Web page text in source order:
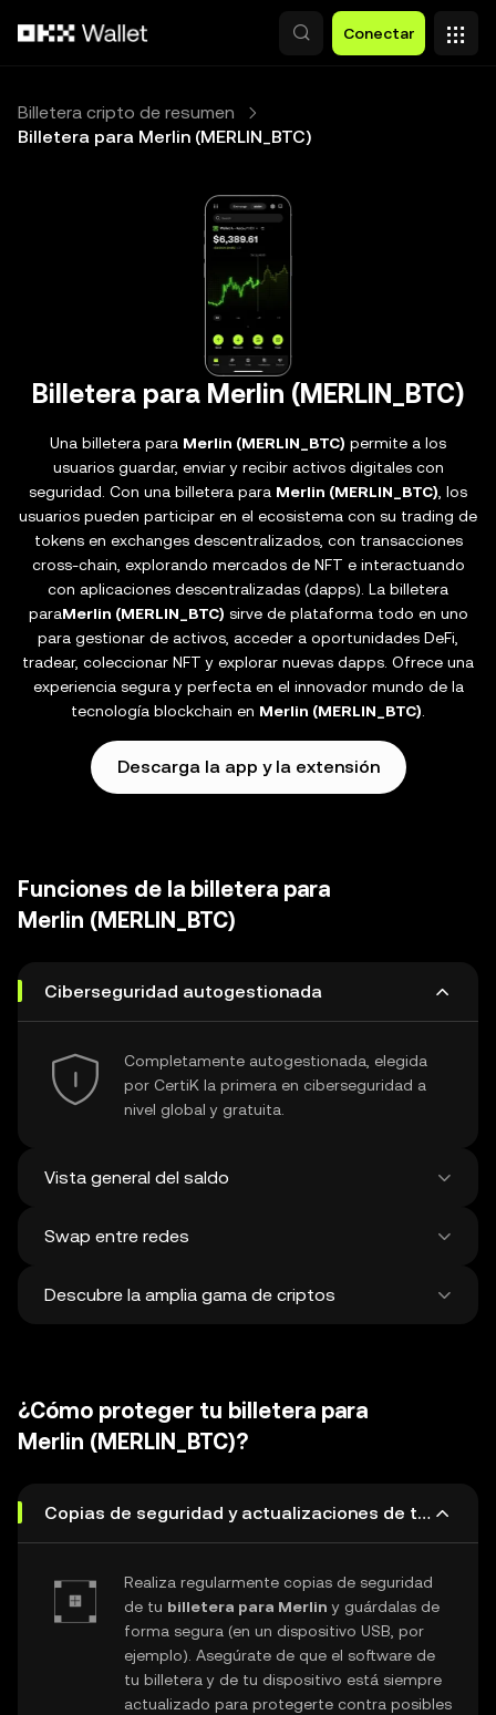
Conectar
Billetera cripto de resumen
Billetera para Merlin (MERLIN_BTC)
Billetera para Merlin (MERLIN_BTC)
Una billetera para Merlin (MERLIN_BTC) permite a los
usuarios guardar, enviar y recibir activos digitales con
seguridad. Con una billetera para Merlin (MERLIN_BTC) , los
usuarios pueden participar en el ecosistema con su trading de
tokens en exchanges descentralizados, con transacciones
cross-chain, explorando mercados de NFT e interactuando
con aplicaciones descentralizadas (dapps). La billetera
paraMerlin (MERLIN_BTC) sirve de plataforma todo en uno
para gestionar de activos, acceder a oportunidades DeFi,
tradear, coleccionar NFT y explorar nuevas dapps. Ofrece una
experiencia segura y perfecta en el innovador mundo de la
tecnología blockchain en Merlin (MERLIN_BTC)
Descarga la app y la extensión
Funciones de la billetera para
Merlin (MERLIN_BTC)
Ciberseguridad autogestionada
Completamente autogestionada, elegida
por CertiK la primera en ciberseguridad a
nivel global y gratuita.
Vista general del saldo
Swap entre redes
Swapea y bridgea entre cualquier cripto,
descentralizados y de 38 mercados.
Descubre la amplia gama de criptos
añaden unas 120,000 criptos nuevas en
promedio cada semana.
¿Cómo proteger tu billetera para
Merlin (MERLIN_BTC)?
Copias de seguridad y actualizaciones de tu
Realiza regularmente copias de seguridad
de tu billetera para Merlin y guárdalas de
forma segura (en un dispositivo USB, por
ejemplo). Asegúrate de que el software de
tu billetera y de tu dispositivo está siempre
actualizado para protegerte contra posibles